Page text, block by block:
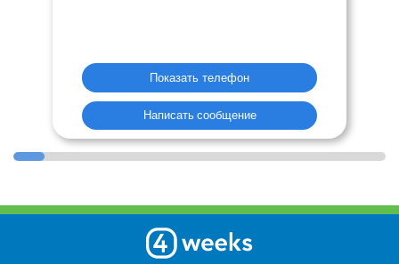
Показать телефон
Написать сообщение